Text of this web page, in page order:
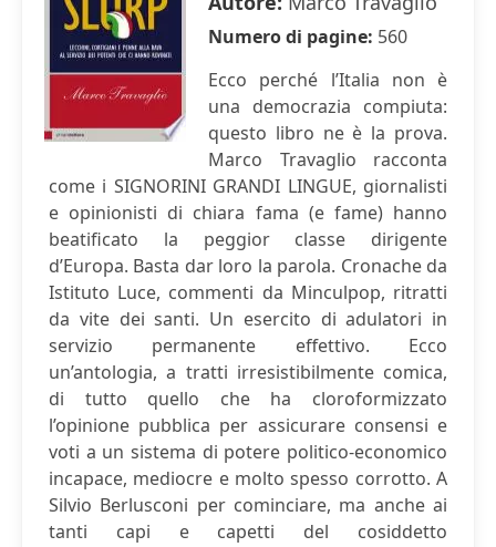
Numero di pagine: 560
Ecco perché l’Italia non è
una democrazia compiuta:
questo libro ne è la prova.
Marco Travaglio racconta
come i SIGNORINI GRANDI LINGUE, giornalisti
e opinionisti di chiara fama (e fame) hanno
beatificato la peggior classe dirigente
d’Europa. Basta dar loro la parola. Cronache da
Istituto Luce, commenti da Minculpop, ritratti
da vite dei santi. Un esercito di adulatori in
servizio permanente effettivo. Ecco
un’antologia, a tratti irresistibilmente comica,
di tutto quello che ha cloroformizzato
l’opinione pubblica per assicurare consensi e
voti a un sistema di potere politico-economico
incapace, mediocre e molto spesso corrotto. A
Silvio Berlusconi per cominciare, ma anche ai
tanti capi e capetti del cosiddetto